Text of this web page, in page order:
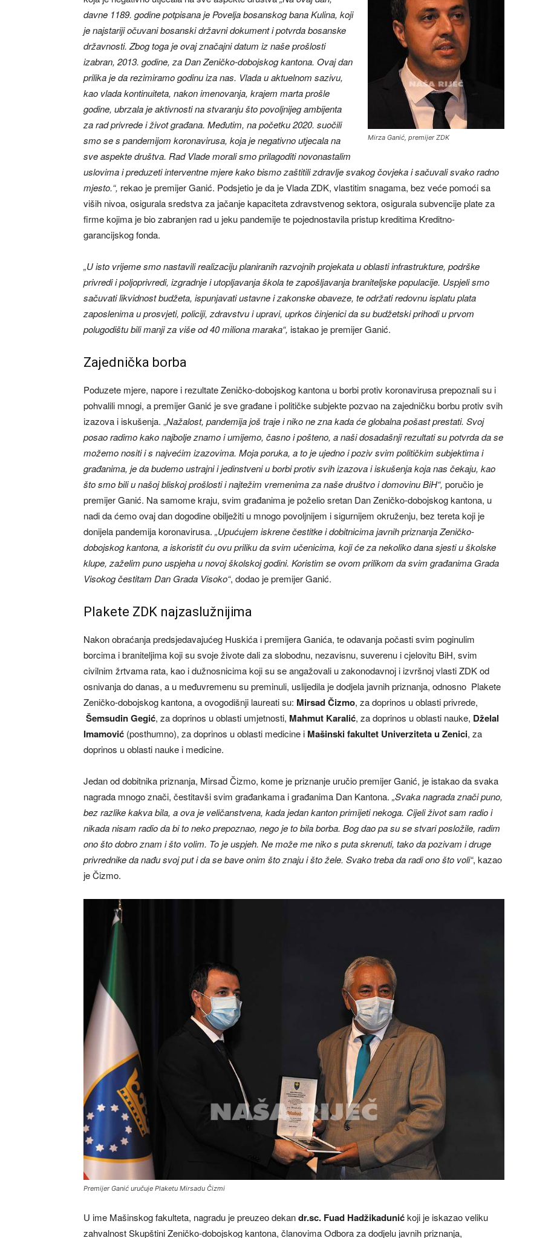
Mirza Ganić, premijer ZDK
davne 1189. godine potpisana je Povelja bosanskog bana Kulina, koji
je najstariji očuvani bosanski državni dokument i potvrda bosanske
državnosti. Zbog toga je ovaj značajni datum iz naše prošlosti
izabran, 2013. godine, za Dan Zeničko-dobojskog kantona. Ovaj dan
prilika je da rezimiramo godinu iza nas. Vlada u aktuelnom sazivu,
kao vlada kontinuiteta, nakon imenovanja, krajem marta prošle
godine, ubrzala je aktivnosti na stvaranju što povoljnijeg ambijenta
za rad privrede i život građana. Međutim, na početku 2020. suočili
smo se s pandemijom koronavirusa, koja je negativno utjecala na
sve aspekte društva. Rad Vlade morali smo prilagoditi novonastalim
uslovima i preduzeti interventne mjere kako bismo zaštitili zdravlje svakog čovjeka i sačuvali svako radno
mjesto.“, rekao je premijer Ganić. Podsjetio je da je Vlada ZDK, vlastitim snagama, bez veće pomoći sa
viših nivoa, osigurala sredstva za jačanje kapaciteta zdravstvenog sektora, osigurala subvencije plate za
firme kojima je bio zabranjen rad u jeku pandemije te pojednostavila pristup kreditima Kreditno-
garancijskog fonda.
„U isto vrijeme smo nastavili realizaciju planiranih razvojnih projekata u oblasti infrastrukture, podrške
privredi i poljoprivredi, izgradnje i utopljavanja škola te zapošljavanja braniteljske populacije. Uspjeli smo
sačuvati likvidnost budžeta, ispunjavati ustavne i zakonske obaveze, te održati redovnu isplatu plata
zaposlenima u prosvjeti, policiji, zdravstvu i upravi, uprkos činjenici da su budžetski prihodi u prvom
polugodištu bili manji za više od 40 miliona maraka“, istakao je premijer Ganić.
Zajednička borba
Poduzete mjere, napore i rezultate Zeničko-dobojskog kantona u borbi protiv koronavirusa prepoznali su i
pohvalili mnogi, a premijer Ganić je sve građane i političke subjekte pozvao na zajedničku borbu protiv svih
izazova i iskušenja. „Nažalost, pandemija još traje i niko ne zna kada će globalna pošast prestati. Svoj
posao radimo kako najbolje znamo i umijemo, časno i pošteno, a naši dosadašnji rezultati su potvrda da se
možemo nositi i s najvećim izazovima. Moja poruka, a to je ujedno i poziv svim političkim subjektima i
građanima, je da budemo ustrajni i jedinstveni u borbi protiv svih izazova i iskušenja koja nas čekaju, kao
što smo bili u našoj bliskoj prošlosti i najtežim vremenima za naše društvo i domovinu BiH“, poručio je
premijer Ganić. Na samome kraju, svim građanima je poželio sretan Dan Zeničko-dobojskog kantona, u
nadi da ćemo ovaj dan dogodine obilježiti u mnogo povoljnijem i sigurnijem okruženju, bez tereta koji je
donijela pandemija koronavirusa. „Upućujem iskrene čestitke i dobitnicima javnih priznanja Zeničko-
dobojskog kantona, a iskoristit ću ovu priliku da svim učenicima, koji će za nekoliko dana sjesti u školske
klupe, zaželim puno uspjeha u novoj školskoj godini. Koristim se ovom prilikom da svim građanima Grada
Visokog čestitam Dan Grada Visoko“, dodao je premijer Ganić.
Plakete ZDK najzaslužnijima
Nakon obraćanja predsjedavajućeg Huskića i premijera Ganića, te odavanja počasti svim poginulim
borcima i braniteljima koji su svoje živote dali za slobodnu, nezavisnu, suverenu i cjelovitu BiH, svim
civilnim žrtvama rata, kao i dužnosnicima koji su se angažovali u zakonodavnoj i izvršnoj vlasti ZDK od
osnivanja do danas, a u međuvremenu su preminuli, uslijedila je dodjela javnih priznanja, odnosno Plakete
Zeničko-dobojskog kantona, a ovogodišnji laureati su: Mirsad Čizmo, za doprinos u oblasti privrede,
Šemsudin Gegić, za doprinos u oblasti umjetnosti, Mahmut Karalić, za doprinos u oblasti nauke, Dželal
Imamović (posthumno), za doprinos u oblasti medicine i Mašinski fakultet Univerziteta u Zenici, za
doprinos u oblasti nauke i medicine.
Jedan od dobitnika priznanja, Mirsad Čizmo, kome je priznanje uručio premijer Ganić, je istakao da svaka
nagrada mnogo znači, čestitavši svim građankama i građanima Dan Kantona. „Svaka nagrada znači puno,
bez razlike kakva bila, a ova je veličanstvena, kada jedan kanton primijeti nekoga. Cijeli život sam radio i
nikada nisam radio da bi to neko prepoznao, nego je to bila borba. Bog dao pa su se stvari posložile, radim
ono što dobro znam i što volim. To je uspjeh. Ne može me niko s puta skrenuti, tako da pozivam i druge
privrednike da nađu svoj put i da se bave onim što znaju i što žele. Svako treba da radi ono što voli“, kazao
je Čizmo.
Premijer Ganić uručuje Plaketu Mirsadu Čizmi
U ime Mašinskog fakulteta, nagradu je preuzeo dekandr.sc. Fuad Hadžikadunićkoji je iskazao veliku
zahvalnost Skupštini Zeničko-dobojskog kantona, članovima Odbora za dodjelu javnih priznanja,